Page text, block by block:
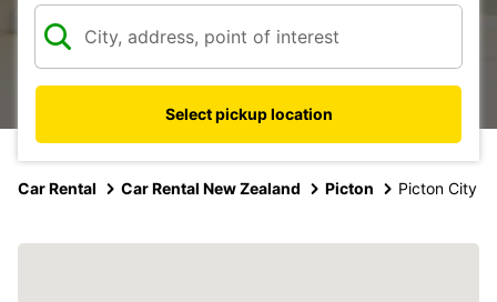
Select pickup location
Car Rental Car Rental New Zealand Picton Picton City